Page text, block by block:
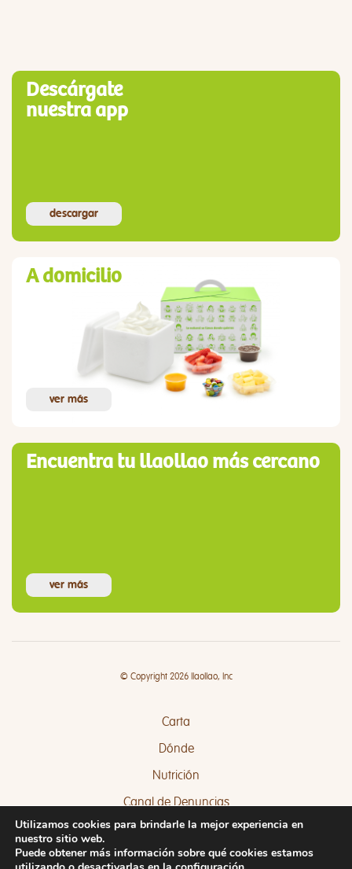
Descárgate
nuestra app
descargar
A domicilio
ver más
Encuentra tu llaollao más cercano
ver más
© Copyright 2026 llaollao, Inc
Carta
Dónde
Nutrición
Canal de Denuncias
Quejas y Sugerencias
Utilizamos cookies para brindarle la mejor experiencia en
nuestro sitio web.
Puede obtener más información sobre qué cookies estamos